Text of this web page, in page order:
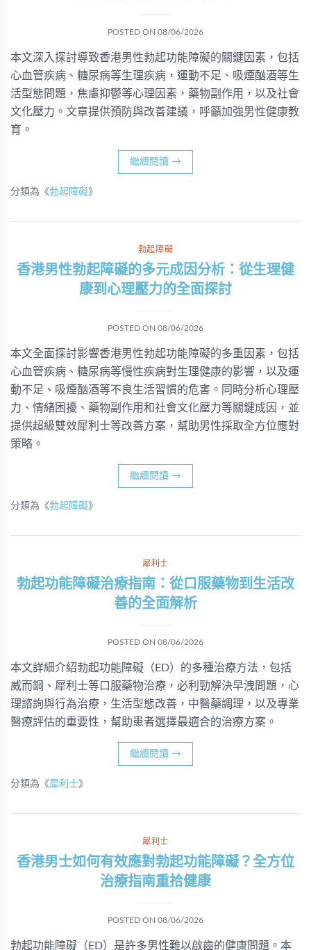
POSTED ON 08/06/2026
本文深入探討導致香港男性勃起功能障礙的關鍵因素，包括
心血管疾病、糖尿病等生理疾病，運動不足、吸煙酗酒等生
活型態問題，焦慮抑鬱等心理因素，藥物副作用，以及社會
文化壓力。文章提供預防與改善建議，呼籲加強男性健康教
育。
繼續閱讀 →
分類為《勃起障礙》
勃起障礙
香港男性勃起障礙的多元成因分析：從生理健
康到心理壓力的全面探討
POSTED ON 08/06/2026
本文全面探討影響香港男性勃起功能障礙的多重因素，包括
心血管疾病、糖尿病等慢性疾病對生理健康的影響，以及運
動不足、吸煙酗酒等不良生活習慣的危害。同時分析心理壓
力、情緒困擾、藥物副作用和社會文化壓力等關鍵成因，並
提供超級雙效犀利士等改善方案，幫助男性採取全方位應對
策略。
繼續閱讀 →
分類為《勃起障礙》
犀利士
勃起功能障礙治療指南：從口服藥物到生活改
善的全面解析
POSTED ON 08/06/2026
本文詳細介紹勃起功能障礙（ED）的多種治療方法，包括
威而鋼、犀利士等口服藥物治療，必利勁解決早洩問題，心
理諮詢與行為治療，生活型態改善，中醫藥調理，以及專業
醫療評估的重要性，幫助患者選擇最適合的治療方案。
繼續閱讀 →
分類為《犀利士》
犀利士
香港男士如何有效應對勃起功能障礙？全方位
治療指南重拾健康
POSTED ON 08/06/2026
勃起功能障礙（ED）是許多男性難以啟齒的健康問題。本